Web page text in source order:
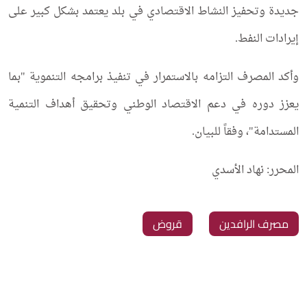
جديدة وتحفيز النشاط الاقتصادي في بلد يعتمد بشكل كبير على
إيرادات النفط.
وأكد المصرف التزامه بالاستمرار في تنفيذ برامجه التنموية "بما
يعزز دوره في دعم الاقتصاد الوطني وتحقيق أهداف التنمية
المستدامة"، وفقاً للبيان.
المحرر: نهاد الأسدي
مصرف الرافدين قروض